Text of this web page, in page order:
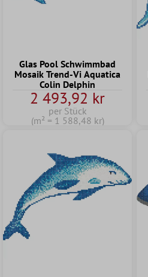
Glas Pool Schwimmbad
Mosaik Trend-Vi Aquatica
Colin Delphin
2 493,92 kr
per Stück
(m² = 1 588,48 kr)